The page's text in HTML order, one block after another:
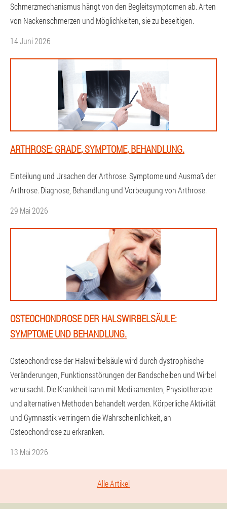
Schmerzmechanismus hängt von den Begleitsymptomen ab. Arten
von Nackenschmerzen und Möglichkeiten, sie zu beseitigen.
14 Juni 2026
ARTHROSE: GRADE, SYMPTOME, BEHANDLUNG.
Einteilung und Ursachen der Arthrose. Symptome und Ausmaß der
Arthrose. Diagnose, Behandlung und Vorbeugung von Arthrose.
29 Mai 2026
OSTEOCHONDROSE DER HALSWIRBELSÄULE:
SYMPTOME UND BEHANDLUNG.
Osteochondrose der Halswirbelsäule wird durch dystrophische
Veränderungen, Funktionsstörungen der Bandscheiben und Wirbel
verursacht. Die Krankheit kann mit Medikamenten, Physiotherapie
und alternativen Methoden behandelt werden. Körperliche Aktivität
und Gymnastik verringern die Wahrscheinlichkeit, an
Osteochondrose zu erkranken.
13 Mai 2026
Alle Artikel